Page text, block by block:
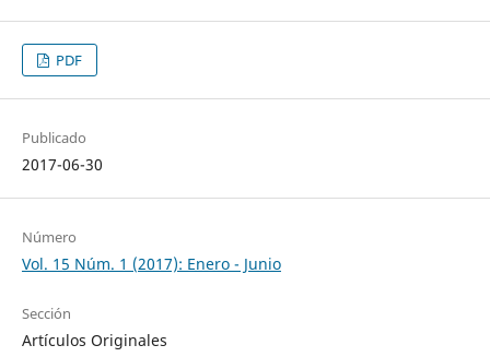
PDF
Publicado
2017-06-30
Número
Vol. 15 Núm. 1 (2017): Enero - Junio
Sección
Artículos Originales